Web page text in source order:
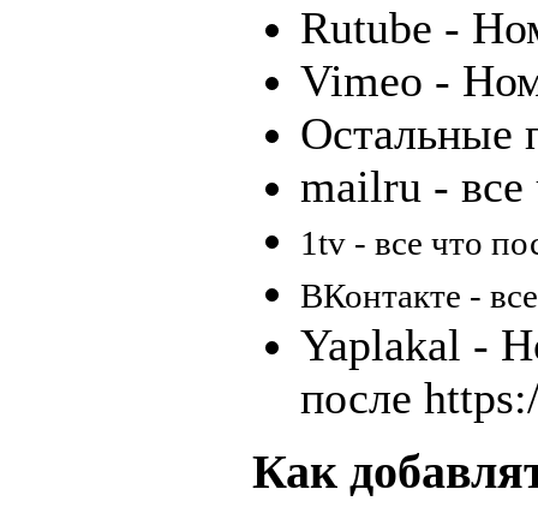
Rutube -
Vimeo -
Остальные
mailru - все
1tv - все что
ВКонтакте -
Yaplakal -
после
Как